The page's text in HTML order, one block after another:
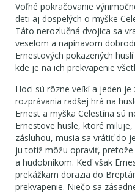
Voľné pokračovanie
deti aj dospelých o myške
Táto nerozlučná dvojica sa
veselom a napínavom
Ernestových pokazených
kde je na ich prekvapenie
Hoci sú rôzne veľkí a jeden
rozprávania radšej hrá na
Ernest a myška Celestína sú
Ernestove husle, ktoré
zásluhou, musia sa vrátiť do
ju totiž môžu opraviť,
a hudobníkom. Keď však
prekážkam dorazia do
prekvapenie. Niečo sa